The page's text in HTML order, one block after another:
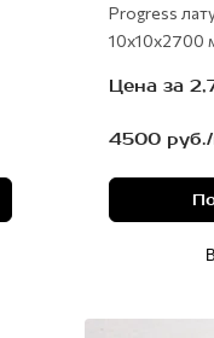
Progress
10x10x2700
Цена за
4500